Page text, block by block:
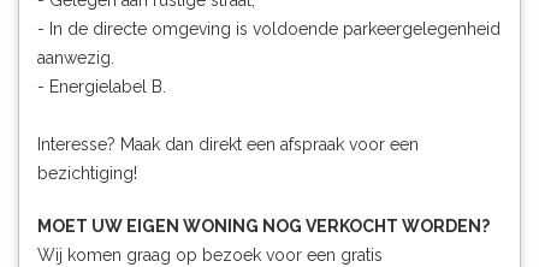
- In de directe omgeving is voldoende parkeergelegenheid
aanwezig.
- Energielabel B.
Interesse? Maak dan direkt een afspraak voor een
bezichtiging!
MOET UW EIGEN WONING NOG VERKOCHT WORDEN?
Wij komen graag op bezoek voor een gratis